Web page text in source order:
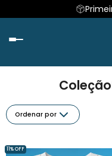
Ordenar por
11% OFF